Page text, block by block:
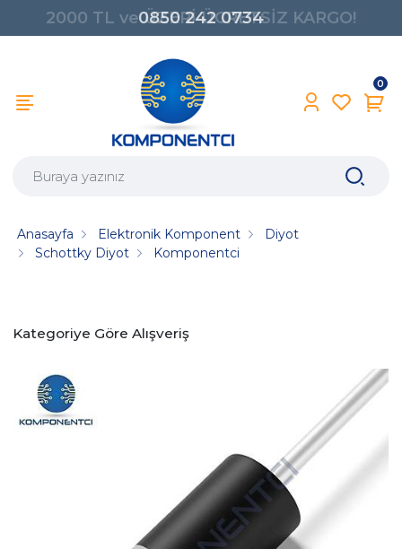
2000 TL ve ÜZERİ ÜCRETSİZ KARGO!
0850 242 0734
0
Anasayfa Elektronik Komponent
Diyot
Schottky Diyot
Komponentci
Kategoriye Göre Alışveriş